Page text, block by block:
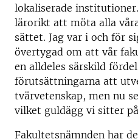
lokaliserade
lärorikt att möta alla
sättet. Jag var i och för
övertygad om att vår
en alldeles särskild
förutsättningarna att
tvärvetenskap, men nu
vilket guldägg vi sitter
Fakultetsnämnden har